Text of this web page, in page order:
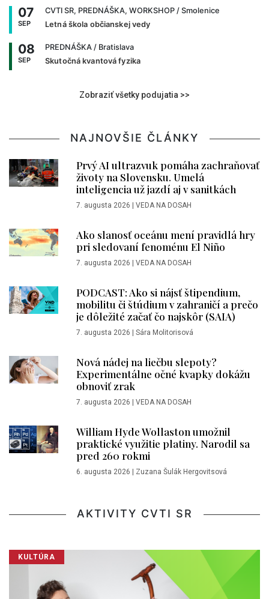
07
SEP
CVTI SR, PREDNÁŠKA, WORKSHOP / Smolenice
Letná škola občianskej vedy
08
SEP
PREDNÁŠKA / Bratislava
Skutočná kvantová fyzika
Zobraziť všetky podujatia >>
NAJNOVŠIE ČLÁNKY
Prvý AI ultrazvuk pomáha zachraňovať
životy na Slovensku. Umelá
inteligencia už jazdí aj v sanitkách
7. augusta 2026 VEDA NA DOSAH
Ako slanosť oceánu mení pravidlá hry
pri sledovaní fenoménu El Niño
7. augusta 2026 VEDA NA DOSAH
PODCAST: Ako si nájsť štipendium,
mobilitu či štúdium v zahraničí a prečo
je dôležité začať čo najskôr (SAIA)
7. augusta 2026 Sára Molitorisová
Nová nádej na liečbu slepoty?
Experimentálne očné kvapky dokážu
obnoviť zrak
7. augusta 2026 VEDA NA DOSAH
William Hyde Wollaston umožnil
praktické využitie platiny. Narodil sa
pred 260 rokmi
6. augusta 2026 Zuzana Šulák Hergovitsová
AKTIVITY CVTI SR
KULTÚRA